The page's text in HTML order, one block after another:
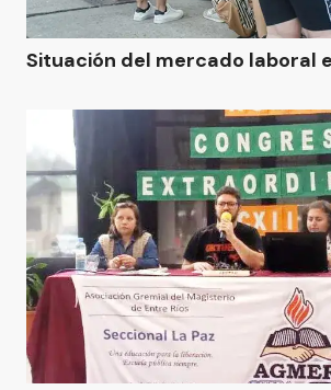
Situación del mercado laboral